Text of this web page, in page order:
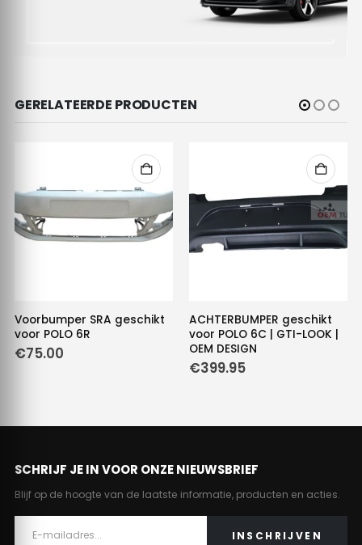
GERELATEERDE PRODUCTEN
Voorbumper SRA geschikt
voor POLO 6R
€75.00
ACHTERBUMPER geschikt
voor POLO 6C | GTI-LOOK |
OEM DESIGN
€399.95
SCHRIJF JE IN VOOR ONZE NIEUWSBRIEF
Blijf op de hoogte van de laatste informatie, producten en acties.